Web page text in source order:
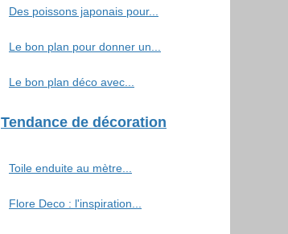
Des poissons japonais pour...
Le bon plan pour donner un...
Le bon plan déco avec...
Tendance de décoration
Toile enduite au mètre...
Flore Deco : l'inspiration...